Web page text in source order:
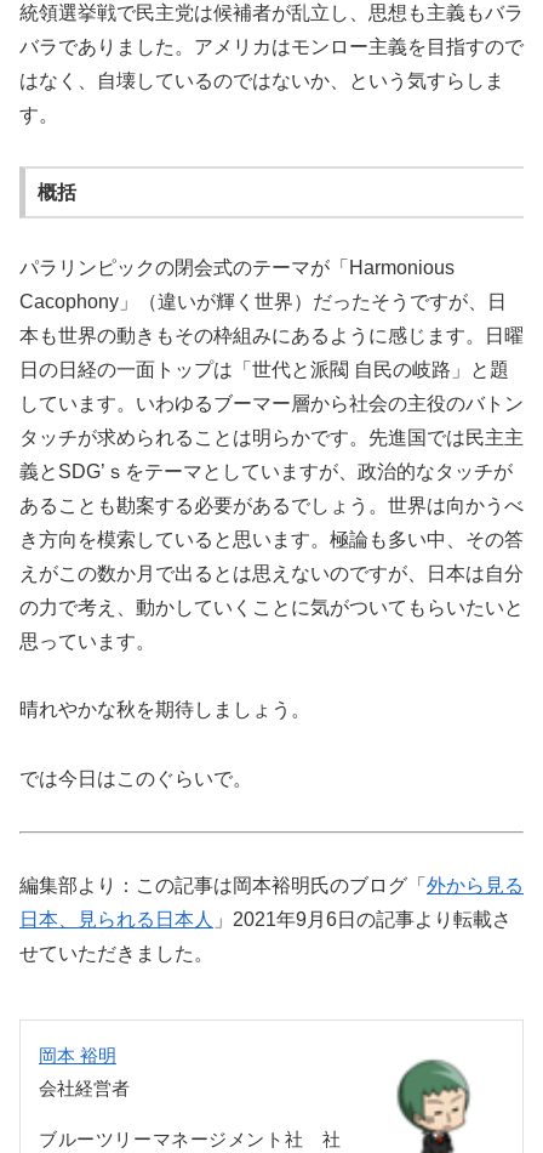
統領選挙戦で民主党は候補者が乱立し、思想も主義もバラ
バラでありました。アメリカはモンロー主義を目指すので
はなく、自壊しているのではないか、という気すらしま
す。
概括
パラリンピックの閉会式のテーマが「Harmonious
Cacophony」（違いが輝く世界）だったそうですが、日
本も世界の動きもその枠組みにあるように感じます。日曜
日の日経の一面トップは「世代と派閥 自民の岐路」と題
しています。いわゆるブーマー層から社会の主役のバトン
タッチが求められることは明らかです。先進国では民主主
義とSDG’ｓをテーマとしていますが、政治的なタッチが
あることも勘案する必要があるでしょう。世界は向かうべ
き方向を模索していると思います。極論も多い中、その答
えがこの数か月で出るとは思えないのですが、日本は自分
の力で考え、動かしていくことに気がついてもらいたいと
思っています。
晴れやかな秋を期待しましょう。
では今日はこのぐらいで。
編集部より：この記事は岡本裕明氏のブログ「 外から見る
日本、見られる日本人 」2021年9月6日の記事より転載さ
せていただきました。
岡本 裕明
会社経営者
ブルーツリーマネージメント社 社